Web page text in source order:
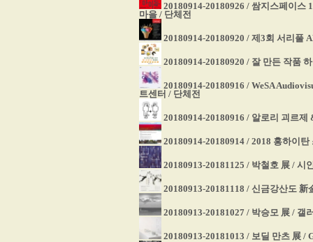
20180914-20180926 / 쌈지스페이스
마을 / 단체전
20180914-20180920 / 제3회 서리풀
20180914-20180920 / 잘 만든 작품
20180914-20180916 / WeSA
트센터 / 단체전
20180914-20180916 / 알로리 괴르
20180914-20180914 / 2018 홍하이
20180913-20181125 / 박철호 展 / 시
20180913-20181118 / 신금강산도
20180913-20181027 / 박승모 展 / 갤
20180913-20181013 / 보딜 만츠 展 /